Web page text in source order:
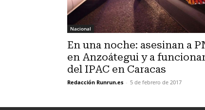
Nacional
En una noche: asesinan a
en Anzoátegui y a
del IPAC en Caracas
Redacción Runrun.es - 5 de febrero de 2017